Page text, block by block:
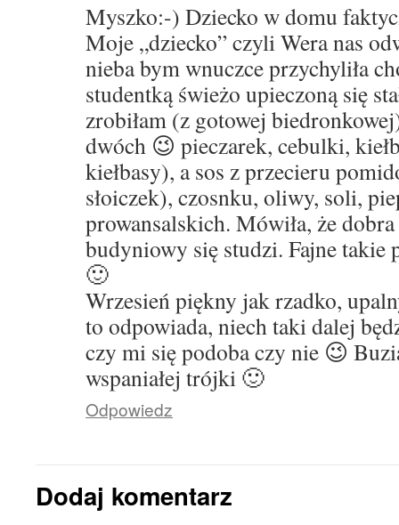
Myszko:-) Dziecko w domu
Moje „dziecko” czyli Wera nas
nieba bym wnuczce przychyliła
studentką świeżo upieczoną się
zrobiłam (z gotowej
dwóch 😉 pieczarek, cebulki,
kiełbasy), a sos z przecieru
słoiczek), czosnku, oliwy, soli,
prowansalskich. Mówiła, że
budyniowy się studzi. Fajne takie
🙂
Wrzesień piękny jak rzadko,
to odpowiada, niech taki dalej
czy mi się podoba czy nie 😉
wspaniałej trójki 🙂
Odpowiedz
Dodaj komentarz